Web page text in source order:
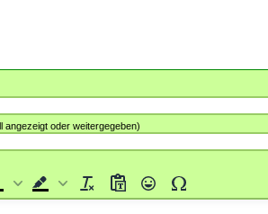
angezeigt oder weitergegeben)